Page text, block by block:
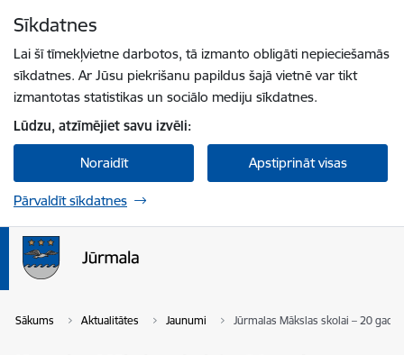
Sīkdatnes
Lai šī tīmekļvietne darbotos, tā izmanto obligāti nepieciešamās
sīkdatnes. Ar Jūsu piekrišanu papildus šajā vietnē var tikt
izmantotas statistikas un sociālo mediju sīkdatnes.
Lūdzu, atzīmējiet savu izvēli:
Noraidīt Apstiprināt visas
Pārvaldīt sīkdatnes
Sākums Aktualitātes Jaunumi Jūrmalas Mākslas skolai – 20 gadu